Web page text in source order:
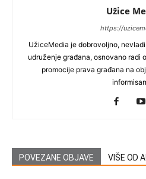
Užice
https://
UžiceMedia je dobrovoljno,
udruženje građana, osnovano radi
promocije prava građana na
POVEZANE OBJAVE VIŠE OD